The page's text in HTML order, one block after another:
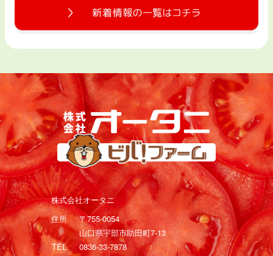
株式会社オータニ
住所
〒755-0054
山口県宇部市助田町7-13
TEL
0836-33-7878